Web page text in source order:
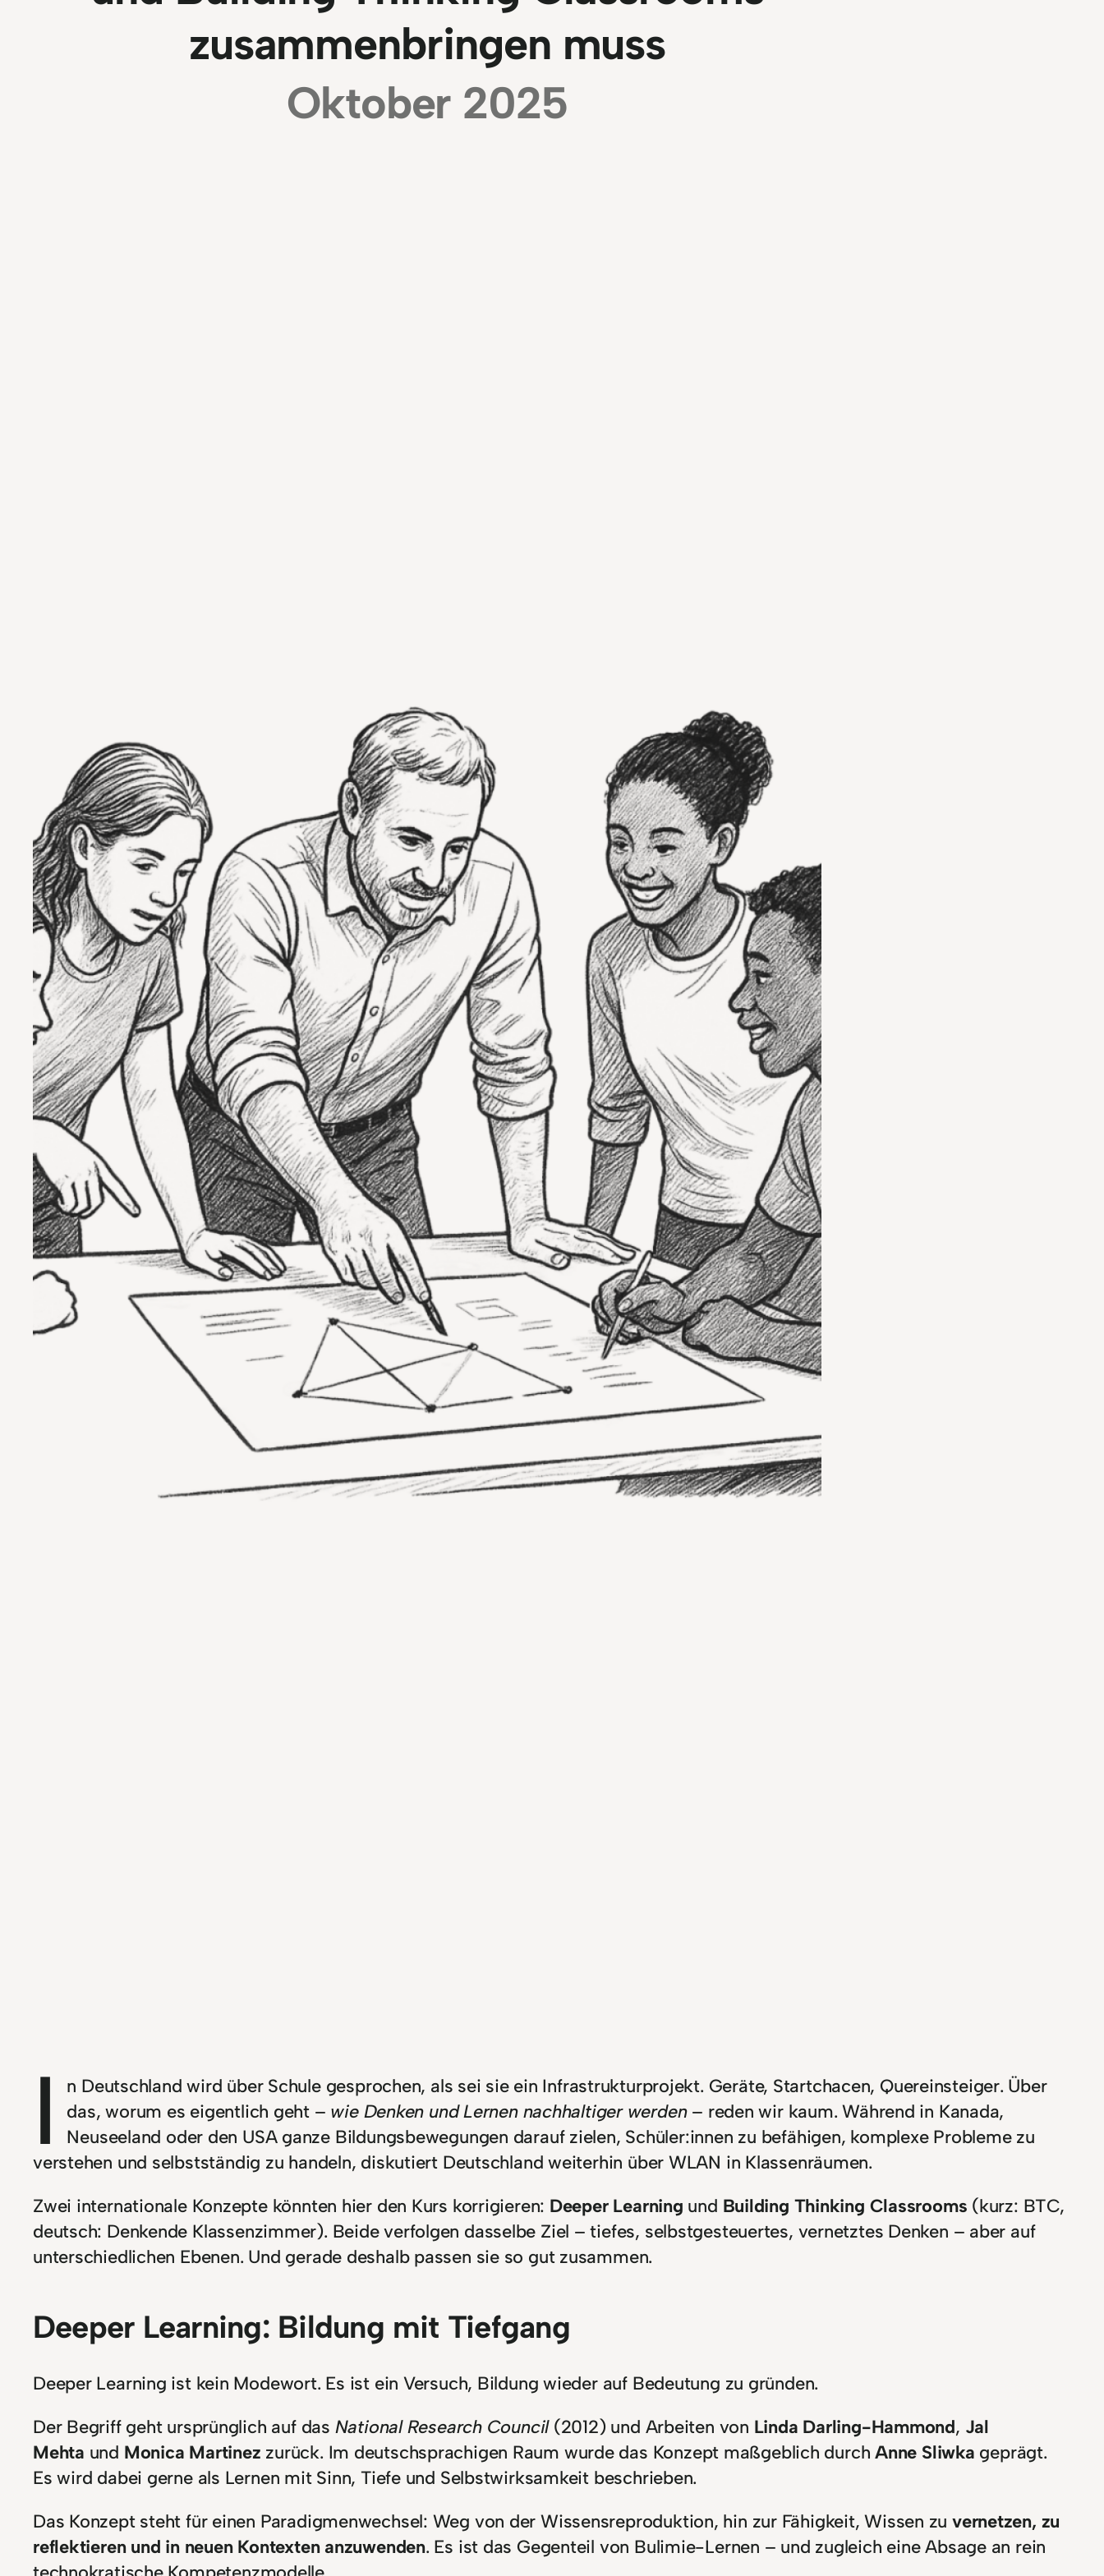
zusammenbringen muss
Oktober 2025
I
n Deutschland wird über Schule gesprochen, als sei sie ein Infrastrukturprojekt. Geräte, Startchacen, Quereinsteiger. Über
das, worum es eigentlich geht – wie Denken und Lernen nachhaltiger werden– reden wir kaum. Während in Kanada,
Neuseeland oder den USA ganze Bildungsbewegungen darauf zielen, Schüler:innen zu befähigen, komplexe Probleme zu
verstehen und selbstständig zu handeln, diskutiert Deutschland weiterhin über WLAN in Klassenräumen.
Zwei internationale Konzepte könnten hier den Kurs korrigieren: Deeper Learning und Building Thinking Classrooms (kurz: BTC,
deutsch: Denkende Klassenzimmer). Beide verfolgen dasselbe Ziel – tiefes, selbstgesteuertes, vernetztes Denken – aber auf
unterschiedlichen Ebenen. Und gerade deshalb passen sie so gut zusammen.
Deeper Learning: Bildung mit Tiefgang
Deeper Learning ist kein Modewort. Es ist ein Versuch, Bildung wieder auf Bedeutung zu gründen.
Der Begriff geht ursprünglich auf das National Research Council(2012) und Arbeiten von Linda Darling-Hammond, Jal
Mehta und Monica Martinez zurück. Im deutschsprachigen Raum wurde das Konzept maßgeblich durchAnne Sliwka geprägt.
Es wird dabei gerne als Lernen mit Sinn, Tiefe und Selbstwirksamkeit beschrieben.
Das Konzept steht für einen Paradigmenwechsel: Weg von der Wissensreproduktion, hin zur Fähigkeit, Wissen zuvernetzen, zu
reflektieren und in neuen Kontexten anzuwenden. Es ist das Gegenteil von Bulimie-Lernen – und zugleich eine Absage an rein